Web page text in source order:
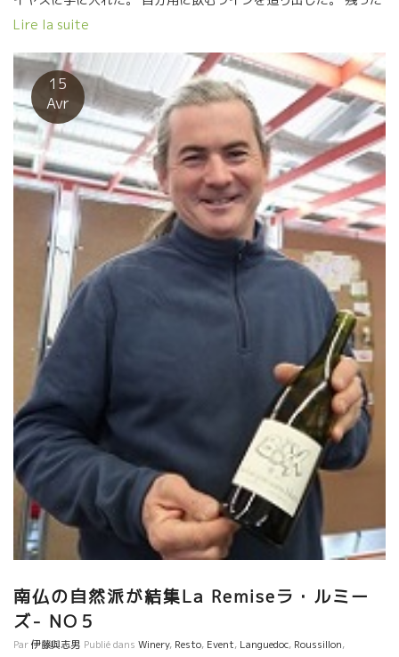
ワインをチョットだけ日本にも出荷してもらっている。 私は初期
シストの岩盤ジュースのようなワイン、その上に強烈に濃縮した
果実だった。 ９０年台は皆濃縮競争をやっていた。 でも、アラン
のワインは濃縮していても体に入っていた。 そして、今、ま
るで“水”のような透明感のあるワインを醸すアラン。 アランの人
生がそのまま表現されている。 いろんな局面を乗り越えてきたア
ランの人生、そして、今が表現されている。 まさに、癒しワイ
ン。酷使した自分の肉体を癒してくれるようなホットしたワイン
だ。 お疲れの皆さん、アランのワインを飲んでみてください。 ス
ーット体が軽くなってきますよ！ 私の大好きなワインの一つ。
Lire la suite
15
Avr
南仏の自然派が結集La Remiseラ・ルミー
ズ- NO５
Par伊藤與志男 Publié dans Winery, Resto, Event, Languedoc, Roussillon,